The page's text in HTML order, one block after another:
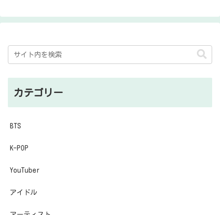
カテゴリー
BTS
K-POP
YouTuber
アイドル